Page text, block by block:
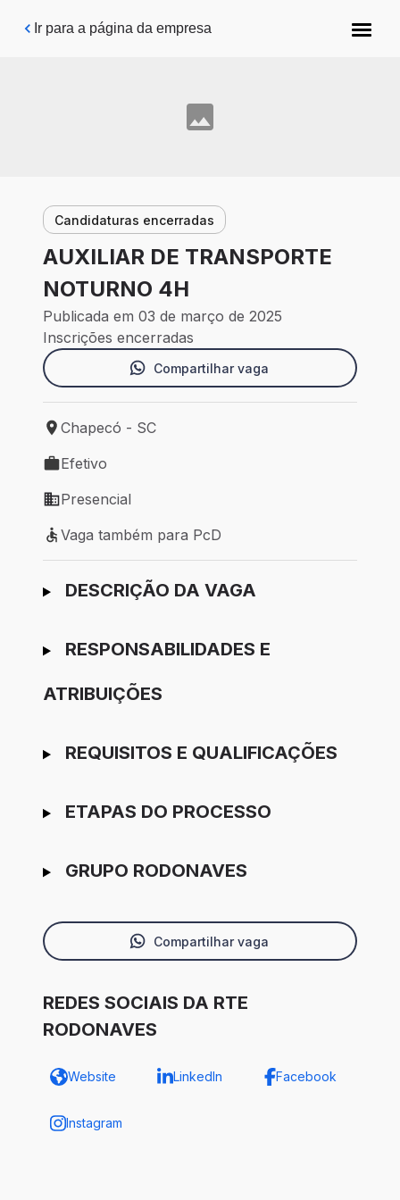
Pular para o conteúdo principal
Ir para a página da empresa
Candidaturas encerradas
AUXILIAR DE TRANSPORTE
NOTURNO 4H
Publicada em 03 de março de 2025
Inscrições encerradas
Compartilhar vaga
Local de trabalho: Chapecó - SC
Chapecó - SC
Tipo de vaga: Efetivo
Efetivo
Modelo de trabalho: Presencial
Presencial
Vaga também para PcD
Vaga também para PcD
Ir para candidatura
DESCRIÇÃO DA VAGA
RESPONSABILIDADES E
ATRIBUIÇÕES
REQUISITOS E QUALIFICAÇÕES
ETAPAS DO PROCESSO
GRUPO RODONAVES
Compartilhar vaga
REDES SOCIAIS DA RTE
RODONAVES
Website LinkedIn Facebook
Instagram